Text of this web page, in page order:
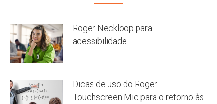
Roger Neckloop para
acessibilidade
Dicas de uso do Roger
Touchscreen Mic para o retorno às